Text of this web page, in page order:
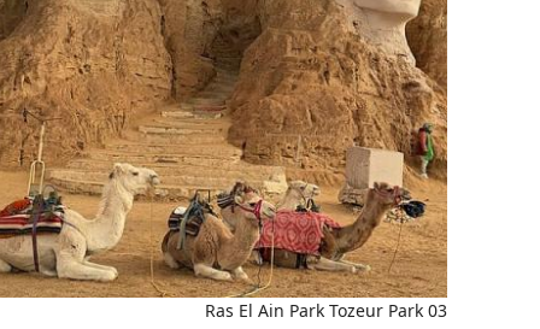
Ras El Ain Park Tozeur Park 03